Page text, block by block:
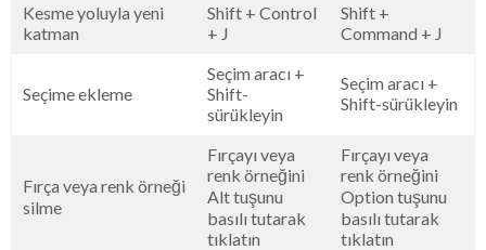
Kesme yoluyla yeni
katman
Shift + Control
+ J
Shift +
Command + J
Seçime ekleme
Seçim aracı +
Shift-
sürükleyin
Seçim aracı +
Shift-sürükleyin
Fırça veya renk örneği
silme
Fırçayı veya
renk örneğini
Alt tuşunu
basılı tutarak
tıklatın
Fırçayı veya
renk örneğini
Option tuşunu
basılı tutarak
tıklatın